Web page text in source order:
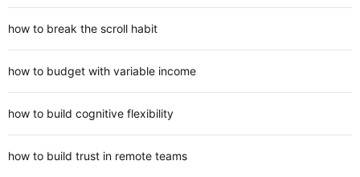
how to break the scroll habit
how to budget with variable income
how to build cognitive flexibility
how to build trust in remote teams